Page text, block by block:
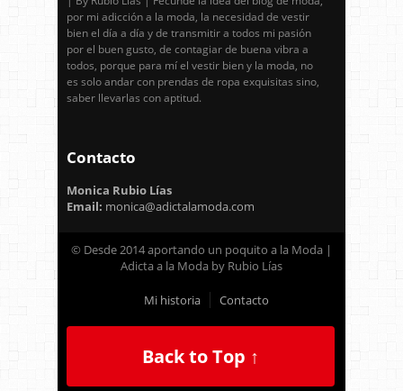
por mi adicción a la moda, la necesidad de vestir
bien el día a día y de transmitir a todos mi pasión
por el buen gusto, de contagiar de buena vibra a
todos, porque para mí el vestir bien y la moda, no
es solo andar con prendas de ropa exquisitas sino,
saber llevarlas con aptitud.
Contacto
Monica Rubio Lías
Email: monica@adictalamoda.com
© Desde 2014 aportando un poquito a la Moda |
Adicta a la Moda by Rubio Lías
Mi historia Contacto
Back to Top ↑